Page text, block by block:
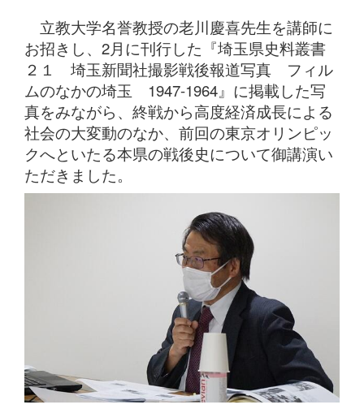
立教大学名誉教授の老川慶喜先生を講師に
お招きし、2月に刊行した『埼玉県史料叢書
２１ 埼玉新聞社撮影戦後報道写真 フィル
ムのなかの埼玉 1947-1964』に掲載した写
真をみながら、終戦から高度経済成長による
社会の大変動のなか、前回の東京オリンピッ
クへといたる本県の戦後史について御講演い
ただきました。